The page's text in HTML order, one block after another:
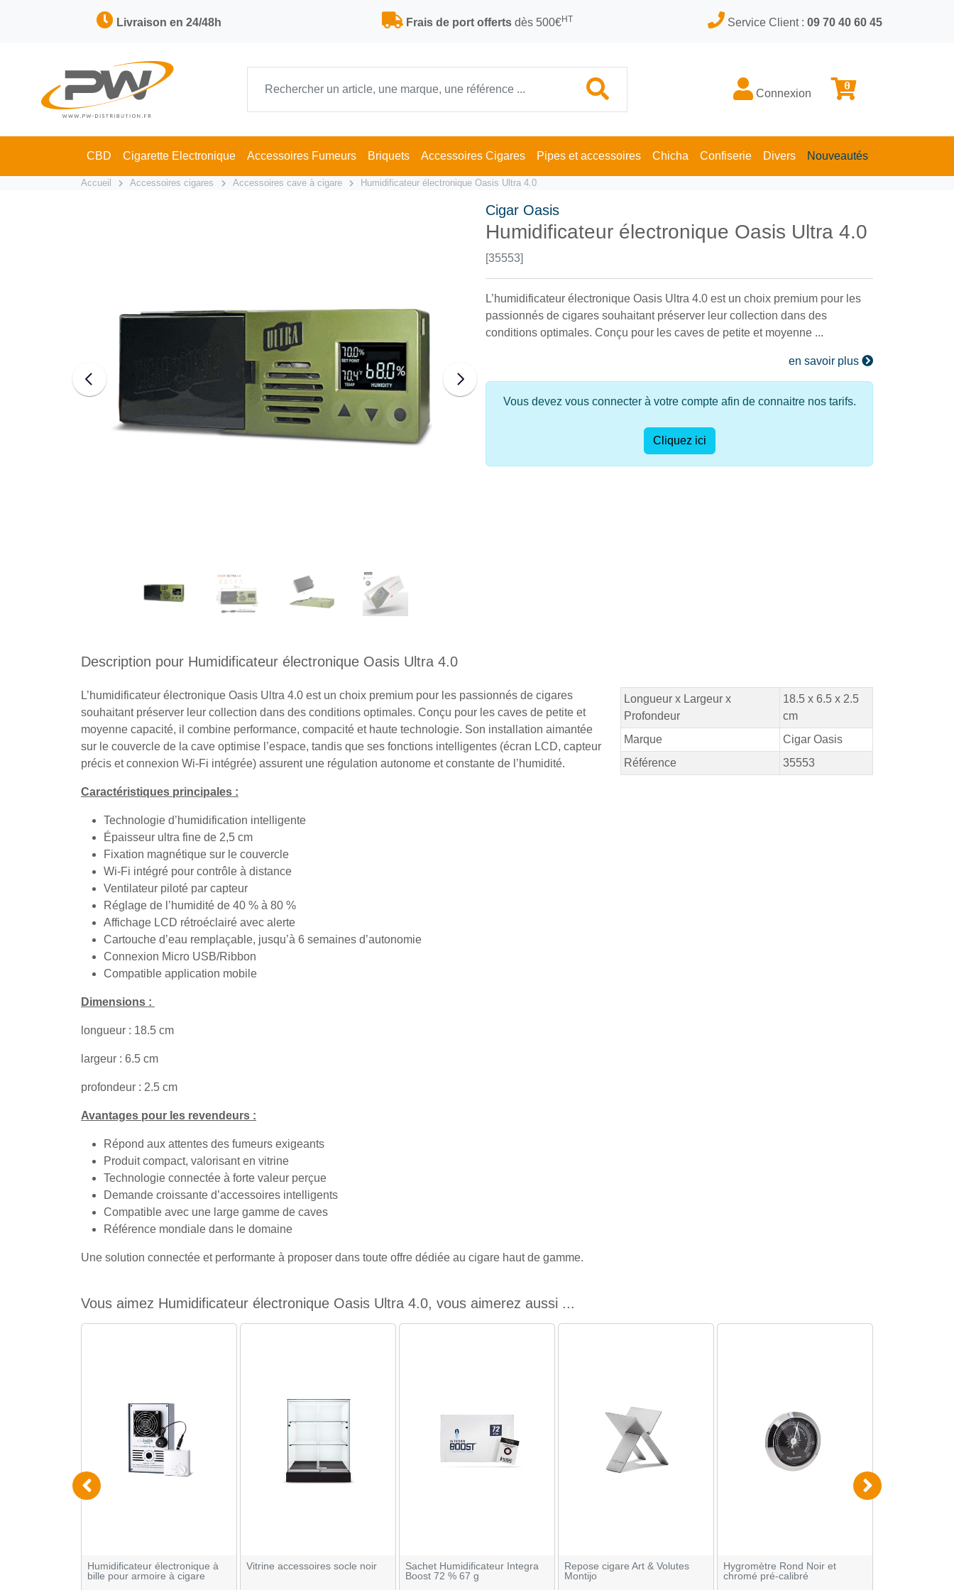
Livraison en 24/48h Frais de port offertsdès 500€HT Service Client : 09 70 40 60 45
Connexion
0
CBD Cigarette Electronique Accessoires Fumeurs Briquets Accessoires Cigares Pipes et accessoires Chicha Confiserie Divers Nouveautés
Accueil Accessoires cigares Accessoires cave à cigare Humidificateur électronique Oasis Ultra 4.0
Cigar Oasis
Humidificateur électronique Oasis Ultra 4.0
[35553]
L’humidificateur électronique Oasis Ultra 4.0 est un choix premium pour les
passionnés de cigares souhaitant préserver leur collection dans des
conditions optimales. Conçu pour les caves de petite et moyenne ...
en savoir plus
Vous devez vous connecter à votre compte afin de connaitre nos tarifs.
Cliquez ici
Description pour Humidificateur électronique Oasis Ultra 4.0
L’humidificateur électronique Oasis Ultra 4.0 est un choix premium pour les passionnés de cigares
souhaitant préserver leur collection dans des conditions optimales. Conçu pour les caves de petite et
moyenne capacité, il combine performance, compacité et haute technologie. Son installation aimantée
sur le couvercle de la cave optimise l’espace, tandis que ses fonctions intelligentes (écran LCD, capteur
précis et connexion Wi-Fi intégrée) assurent une régulation autonome et constante de l’humidité.
Caractéristiques principales :
Technologie d’humidification intelligente
Épaisseur ultra fine de 2,5 cm
Fixation magnétique sur le couvercle
Wi-Fi intégré pour contrôle à distance
Ventilateur piloté par capteur
Réglage de l’humidité de 40 % à 80 %
Affichage LCD rétroéclairé avec alerte
Cartouche d’eau remplaçable, jusqu’à 6 semaines d’autonomie
Connexion Micro USB/Ribbon
Compatible application mobile
Dimensions :
longueur : 18.5 cm
largeur : 6.5 cm
profondeur : 2.5 cm
Avantages pour les revendeurs :
Répond aux attentes des fumeurs exigeants
Produit compact, valorisant en vitrine
Technologie connectée à forte valeur perçue
Demande croissante d’accessoires intelligents
Compatible avec une large gamme de caves
Référence mondiale dans le domaine
Une solution connectée et performante à proposer dans toute offre dédiée au cigare haut de gamme.
Longueur x Largeur x
Profondeur
18.5 x 6.5 x 2.5
cm
Marque
Cigar Oasis
Référence
35553
Vous aimez Humidificateur électronique Oasis Ultra 4.0, vous aimerez aussi ...
Humidificateur électronique à
bille pour armoire à cigare
Vitrine accessoires socle noir
Sachet Humidificateur Integra
Boost 72 % 67 g
Repose cigare Art & Volutes
Montijo
Hygromètre Rond Noir et
chromé pré-calibré